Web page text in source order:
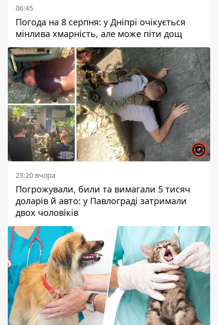
06:45
Погода на 8 серпня: у Дніпрі очікується
мінлива хмарність, але може піти дощ
23:20 вчора
Погрожували, били та вимагали 5 тисяч
доларів й авто: у Павлограді затримали
двох чоловіків